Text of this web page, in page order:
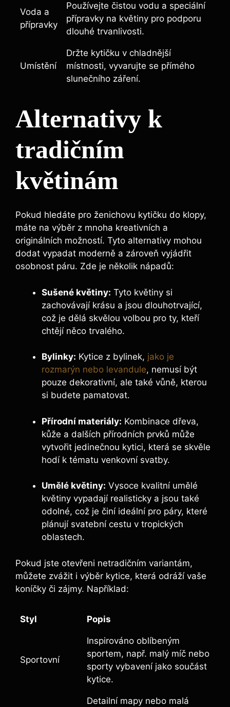
Voda a
přípravky
Používejte čistou vodu a speciální
přípravky na květiny pro podporu
dlouhé trvanlivosti.
Umístění
Držte kytičku v chladnější
místnosti, vyvarujte se přímého
slunečního záření.
Alternativy k
tradičním
květinám
Pokud hledáte pro ženichovu kytičku do klopy,
máte na výběr z mnoha kreativních a
originálních možností. Tyto alternativy mohou
dodat vypadat moderně a zároveň vyjádřit
osobnost páru. Zde je několik nápadů:
Sušené květiny: Tyto květiny si
zachovávají krásu a jsou dlouhotrvající,
což je dělá skvělou volbou pro ty, kteří
chtějí něco trvalého.
Bylinky: Kytice z bylinek, jako je
rozmarýn nebo levandule, nemusí být
pouze dekorativní, ale také vůně, kterou
si budete pamatovat.
Přírodní materiály: Kombinace dřeva,
kůže a dalších přírodních prvků může
vytvořit jedinečnou kytici, která se skvěle
hodí k tématu venkovní svatby.
Umělé květiny: Vysoce kvalitní umělé
květiny vypadají realisticky a jsou také
odolné, což je činí ideální pro páry, které
plánují svatební cestu v tropických
oblastech.
Pokud jste otevřeni netradičním variantám,
můžete zvážit i výběr kytice, která odráží vaše
koníčky či zájmy. Například:
Styl Popis
Sportovní
Inspirováno oblíbeným
sportem, např. malý míč nebo
sporty vybavení jako součást
kytice.
Detailní mapy nebo malá